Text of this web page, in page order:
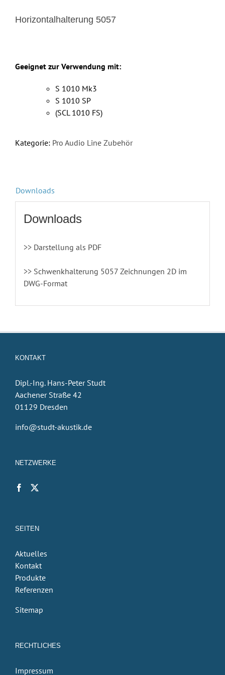
Horizontalhalterung 5057
Geeignet zur Verwendung mit:
S 1010 Mk3
S 1010 SP
(SCL 1010 FS)
Kategorie: Pro Audio Line Zubehör
Downloads
Downloads
>> Darstellung als PDF
>> Schwenkhalterung 5057 Zeichnungen 2D im
DWG-Format
KONTAKT
Dipl.-Ing. Hans-Peter Studt
Aachener Straße 42
01129 Dresden
info@studt-akustik.de
NETZWERKE
SEITEN
Aktuelles
Kontakt
Produkte
Referenzen
Sitemap
RECHTLICHES
Impressum